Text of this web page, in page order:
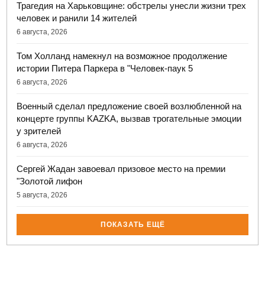
Трагедия на Харьковщине: обстрелы унесли жизни трех
человек и ранили 14 жителей
6 августа, 2026
Том Холланд намекнул на возможное продолжение
истории Питера Паркера в "Человек-паук 5
6 августа, 2026
Военный сделал предложение своей возлюбленной на
концерте группы KAZKA, вызвав трогательные эмоции
у зрителей
6 августа, 2026
Сергей Жадан завоевал призовое место на премии
"Золотой лифон
5 августа, 2026
ПОКАЗАТЬ ЕЩЁ